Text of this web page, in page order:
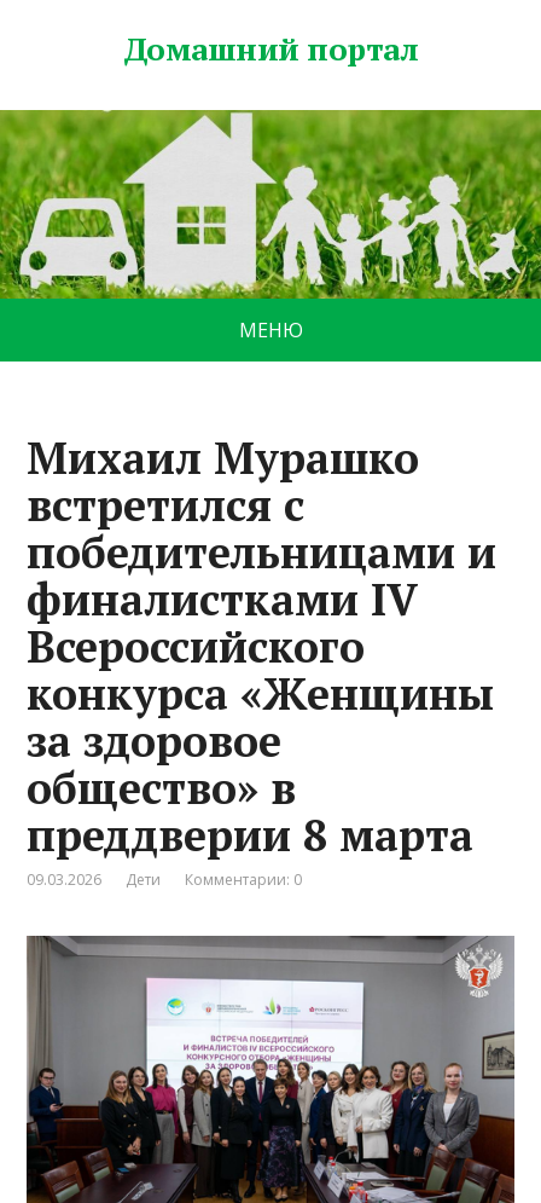
Домашний портал
МЕНЮ
Михаил Мурашко
встретился с
победительницами и
финалистками IV
Всероссийского
конкурса «Женщины
за здоровое
общество» в
преддверии 8 марта
09.03.2026 Дети Комментарии: 0